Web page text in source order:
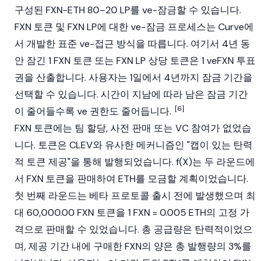
구성된 FXN-ETH 80–20 LP를 ve-잠금할 수 있습니다.
FXN 토큰 및 FXN LP에 대한 ve-잠금 프로세스는 Curve에
서 개발한 표준 ve-접근 방식을 따릅니다. 여기서 4년 동
안 잠긴 1 FXN 토큰 또는 FXN LP 상당 토큰은 1 veFXN 투표
권을 산출합니다. 사용자는 1일에서 4년까지 잠금 기간을
선택할 수 있습니다. 시간이 지남에 따라 남은 잠금 기간
이 줄어들수록 ve 권한도 줄어듭니다. [6]
FXN 토큰에는 팀 할당, 사전 판매 또는 VC 참여가 없었습
니다. 토큰은 CLEV와 유사한 메커니즘인 "캡이 있는 탄력
적 토큰 제공"을 통해 발행되었습니다. f(X)는 두 라운드에
서 FXN 토큰을 판매하여 ETH를 모금할 계획이었습니다.
첫 번째 라운드는 베타 프로토콜 출시 전에 발생했으며 최
대 60,000.00 FXN 토큰을 1 FXN = 0.005 ETH의 고정 가
격으로 판매할 수 있었습니다. 총 공급량은 탄력적이었으
며, 제공 기간 내에 구매한 FXN의 양은 총 발행량의 3%를